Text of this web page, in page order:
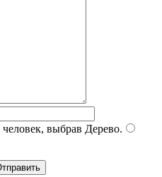
выбрав Дерево.